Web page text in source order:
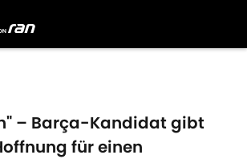
– Barça-Kandidat gibt
für einen